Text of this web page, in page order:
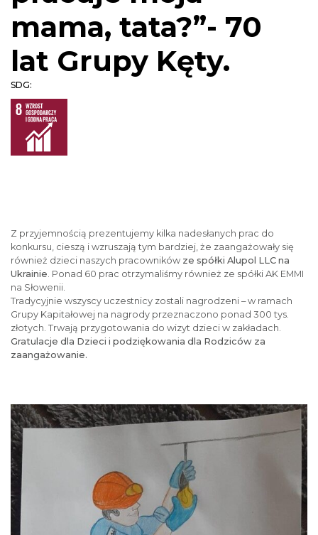
mama, tata?”- 70
lat Grupy Kęty.
SDG:
Z przyjemnością prezentujemy kilka nadesłanych prac do
konkursu, cieszą i wzruszają tym bardziej, że zaangażowały się
również dzieci naszych pracowników ze spółki Alupol LLC na
Ukrainie. Ponad 60 prac otrzymaliśmy również ze spółki AK EMMI
na Słowenii.
Tradycyjnie wszyscy uczestnicy zostali nagrodzeni – w ramach
Grupy Kapitałowej na nagrody przeznaczono ponad 300 tys.
złotych. Trwają przygotowania do wizyt dzieci w zakładach.
Gratulacje dla Dzieci i podziękowania dla Rodziców za
zaangażowanie.